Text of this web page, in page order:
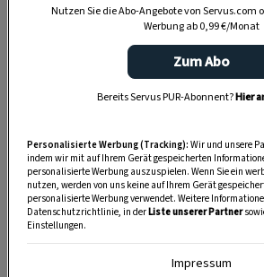
Nutzen Sie die Abo-Angebote von Servus.com
Werbung ab 0,99 €/Monat
Zum Abo
Bereits Servus PUR-Abonnent?Hier
Personalisierte Werbung (Tracking): Wir und unsere
indem wir mit auf Ihrem Gerät gespeicherten
personalisierte Werbung auszuspielen. Wenn Sie ein
nutzen, werden von uns keine auf Ihrem Gerät
personalisierte Werbung verwendet. Weitere
Datenschutzrichtlinie, in derListe unserer Partner
Einstellungen.
Impressum